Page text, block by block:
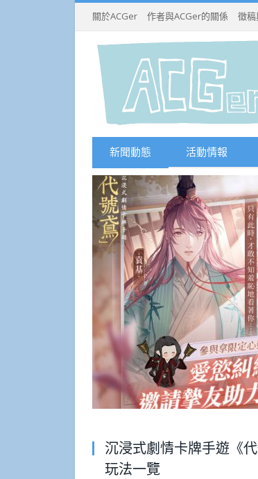
關於ACGer 作者與ACGer的關係 徵
新聞動態 活動情報
沉浸式劇情卡牌手遊《
玩法一覽